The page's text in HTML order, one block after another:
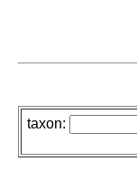
taxon: